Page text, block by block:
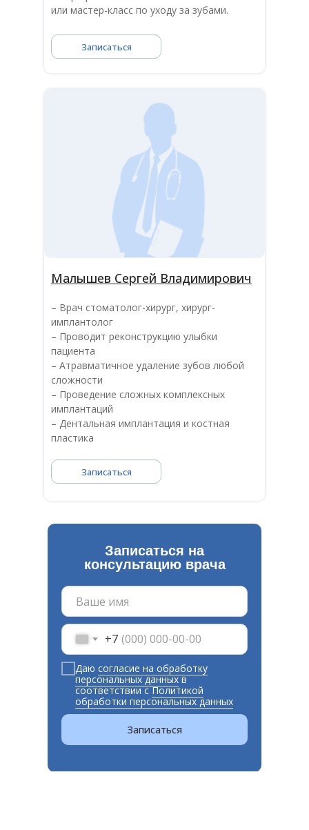
или мастер-класс по уходу за зубами.
Записаться
Малышев Сергей Владимирович
– Врач стоматолог-хирург, хирург-
имплантолог
– Проводит реконструкцию улыбки
пациента
– Атравматичное удаление зубов любой
сложности
– Проведение сложных комплексных
имплантаций
– Дентальная имплантация и костная
пластика
Записаться
Записаться на
консультацию врача
+7
Даю согласие на обработку
персональных данныхв
соответствии сПолитикой
обработки персональных данных
Записаться